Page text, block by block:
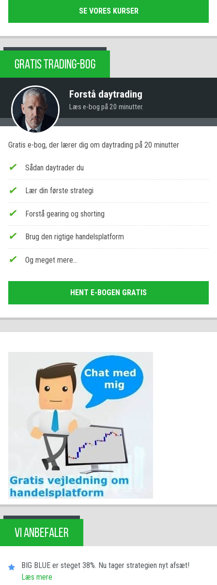
SE VORES KURSER
GRATIS TRADING-BOG
Forstå daytrading
Læs e-bog på 20 minutter.
Gratis e-bog, der lærer dig om daytrading på 20 minutter
Sådan daytrader du
Lær din første strategi
Forstå gearing og shorting
Brug den rigtige handelsplatform
Og meget mere…
HENT E-BOGEN GRATIS
VI ANBEFALER
BIG BLUE er steget 38%. Nu tager strategien nyt afsæt!
Læs mere